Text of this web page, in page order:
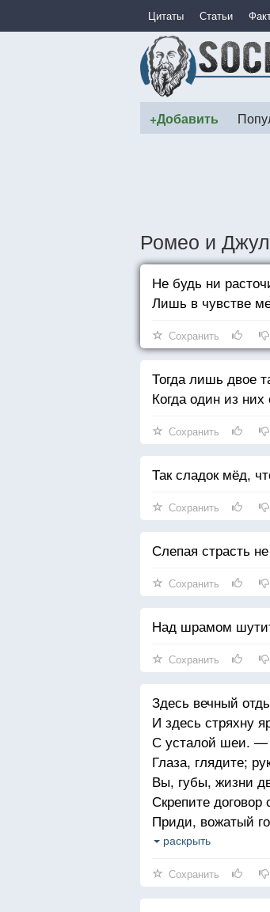
Цитаты Статьи
+Добавить
Ромео и
Не будь ни
Лишь в чувстве
Сохранить
Тогда лишь двое
Когда один из них
Сохранить
Так сладок мёд,
Сохранить
Слепая страсть
Сохранить
Над шрамом
Сохранить
Здесь вечный
И здесь стряхну
С усталой шеи. —
Глаза, глядите;
Вы, губы, жизни
Скрепите
Приди, вожатый
Мой кормчий
Пью за любовь
раскрыть
Сохранить